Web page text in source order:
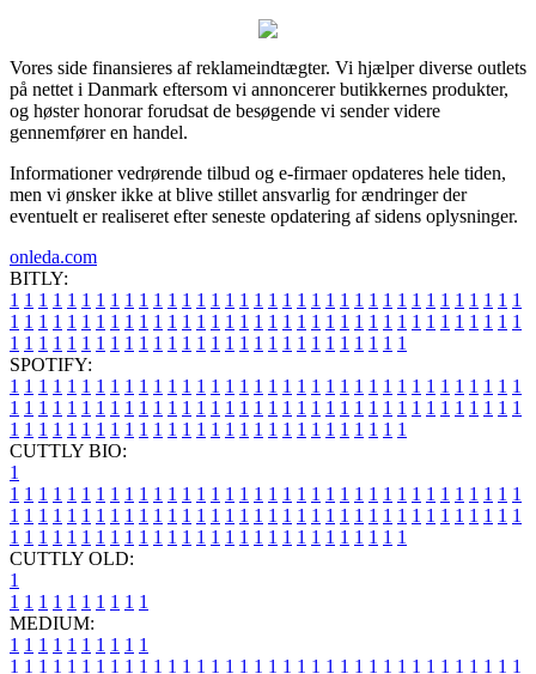
Vores side finansieres af reklameindtægter. Vi hjælper diverse outlets
på nettet i Danmark eftersom vi annoncerer butikkernes produkter,
og høster honorar forudsat de besøgende vi sender videre
gennemfører en handel.
Informationer vedrørende tilbud og e-firmaer opdateres hele tiden,
men vi ønsker ikke at blive stillet ansvarlig for ændringer der
eventuelt er realiseret efter seneste opdatering af sidens oplysninger.
onleda.com
BITLY:
1 1 1 1 1 1 1 1 1 1 1 1 1 1 1 1 1 1 1 1 1 1 1 1 1 1 1 1 1 1 1 1 1 1 1 1
1 1 1 1 1 1 1 1 1 1 1 1 1 1 1 1 1 1 1 1 1 1 1 1 1 1 1 1 1 1 1 1 1 1 1 1
1 1 1 1 1 1 1 1 1 1 1 1 1 1 1 1 1 1 1 1 1 1 1 1 1 1 1 1
SPOTIFY:
1 1 1 1 1 1 1 1 1 1 1 1 1 1 1 1 1 1 1 1 1 1 1 1 1 1 1 1 1 1 1 1 1 1 1 1
1 1 1 1 1 1 1 1 1 1 1 1 1 1 1 1 1 1 1 1 1 1 1 1 1 1 1 1 1 1 1 1 1 1 1 1
1 1 1 1 1 1 1 1 1 1 1 1 1 1 1 1 1 1 1 1 1 1 1 1 1 1 1 1
CUTTLY BIO:
1
1 1 1 1 1 1 1 1 1 1 1 1 1 1 1 1 1 1 1 1 1 1 1 1 1 1 1 1 1 1 1 1 1 1 1 1
1 1 1 1 1 1 1 1 1 1 1 1 1 1 1 1 1 1 1 1 1 1 1 1 1 1 1 1 1 1 1 1 1 1 1 1
1 1 1 1 1 1 1 1 1 1 1 1 1 1 1 1 1 1 1 1 1 1 1 1 1 1 1 1
CUTTLY OLD:
1
1 1 1 1 1 1 1 1 1 1
MEDIUM:
1 1 1 1 1 1 1 1 1 1
1 1 1 1 1 1 1 1 1 1 1 1 1 1 1 1 1 1 1 1 1 1 1 1 1 1 1 1 1 1 1 1 1 1 1 1